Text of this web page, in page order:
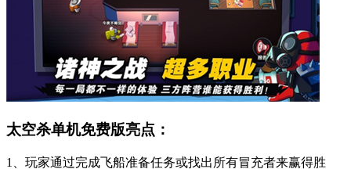
太空杀单机免费版亮点：
1、玩家通过完成飞船准备任务或找出所有冒充者来赢得胜